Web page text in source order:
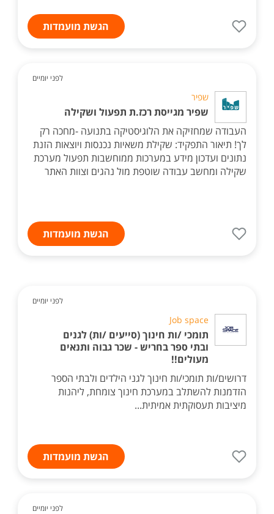
הגשת מועמדות
לפני יומיים
שפיר
שפיר מגייסת רכז.ת תפעול ושקילה
העבודה שמחזיקה את הלוגיסטיקה בתנועה -מחכה רק
לך! תיאור התפקיד: שקילת משאיות נכנסות ויוצאות הזנת
נתונים ועדכון מידע במערכות ממוחשבות תפעול מערכת
שקילה ומחשב עבודה שוטפת מול נהגים וצוות האתר
הגשת מועמדות
לפני יומיים
Job space
תומכי /ות חינוך (סייעים /ות) לגנים
ובתי ספר בחריש - שכר גבוה ותנאים
מעולים!!
דרושים/ות תומכי/ות חינוך לגני הילדים ולבתי הספר
הזדמנות להשתלב במערכת חינוך צומחת, ליהנות
מיציבות תעסוקתית אמיתית...
הגשת מועמדות
לפני יומיים